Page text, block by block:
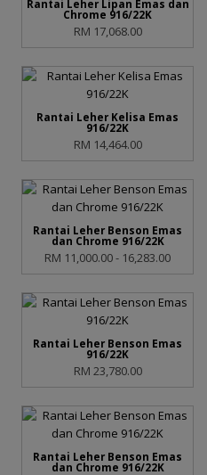
Rantai Leher Lipan Emas dan
Chrome 916/22K
RM 17,068.00
Rantai Leher Kelisa Emas
916/22K
RM 14,464.00
Rantai Leher Benson Emas
dan Chrome 916/22K
RM 11,000.00 - 16,283.00
Rantai Leher Benson Emas
916/22K
RM 23,780.00
Rantai Leher Benson Emas
dan Chrome 916/22K